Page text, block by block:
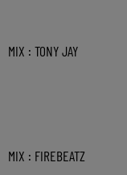
MIX : TONY JAY
MIX : FIREBEATZ